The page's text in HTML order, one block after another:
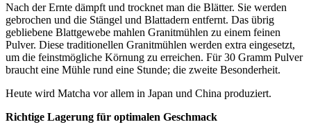
Nach der Ernte dämpft und trocknet man die Blätter. Sie werden
gebrochen und die Stängel und Blattadern entfernt. Das übrig
gebliebene Blattgewebe mahlen Granitmühlen zu einem feinen
Pulver. Diese traditionellen Granitmühlen werden extra eingesetzt,
um die feinstmögliche Körnung zu erreichen. Für 30 Gramm Pulver
braucht eine Mühle rund eine Stunde; die zweite Besonderheit.
Heute wird Matcha vor allem in Japan und China produziert.
Richtige Lagerung für optimalen Geschmack